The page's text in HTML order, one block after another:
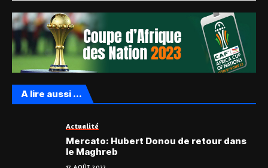
A lire aussi ...
Actualité
Mercato: Hubert Donou de retour dans
le Maghreb